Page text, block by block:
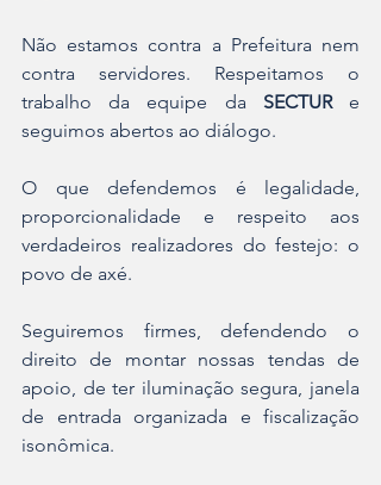
Não estamos contra a Prefeitura nem
contra servidores. Respeitamos o
trabalho da equipe da SECTUR e
seguimos abertos ao diálogo.
O que defendemos é legalidade,
proporcionalidade e respeito aos
verdadeiros realizadores do festejo: o
povo de axé.
Seguiremos firmes, defendendo o
direito de montar nossas tendas de
apoio, de ter iluminação segura, janela
de entrada organizada e fiscalização
isonômica.